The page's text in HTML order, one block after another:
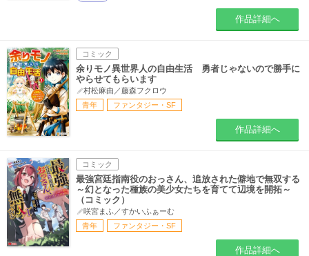
作品詳細へ
コミック
余りモノ異世界人の自由生活 勇者じゃないので勝手に
やらせてもらいます
村松麻由／藤森フクロウ
青年
ファンタジー・SF
作品詳細へ
コミック
最強宮廷指南役のおっさん、追放された僻地で無双する
～幻となった種族の美少女たちを育てて辺境を開拓～
（コミック）
咲宮まふ／すかいふぁーむ
青年
ファンタジー・SF
作品詳細へ